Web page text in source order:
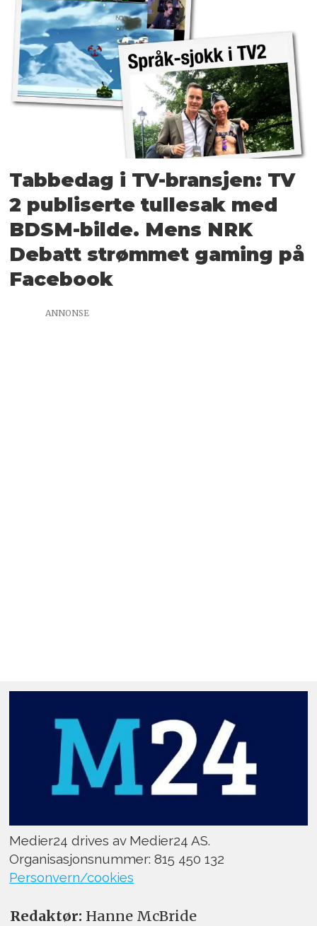
Tabbedag i TV-bransjen: TV
2 publiserte tullesak med
BDSM-bilde. Mens NRK
Debatt strømmet gaming på
Facebook
ANNONSE
Medier24 drives av Medier24 AS.
Organisasjonsnummer: 815 450 132
Personvern/cookies
Redaktør: Hanne McBride